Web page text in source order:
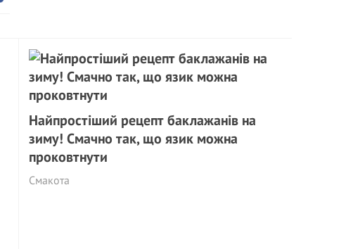
Найпростіший рецепт баклажанів на
зиму! Смачно так, що язик можна
проковтнути
Смакота